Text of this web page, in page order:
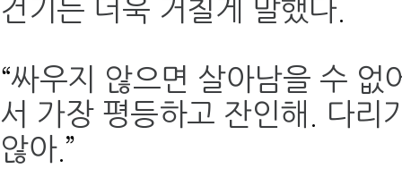
건기는 더욱 거칠게 말했다.
“싸우지 않으면 살아남을 수 없
서 가장 평등하고 잔인해
다리
않아.”